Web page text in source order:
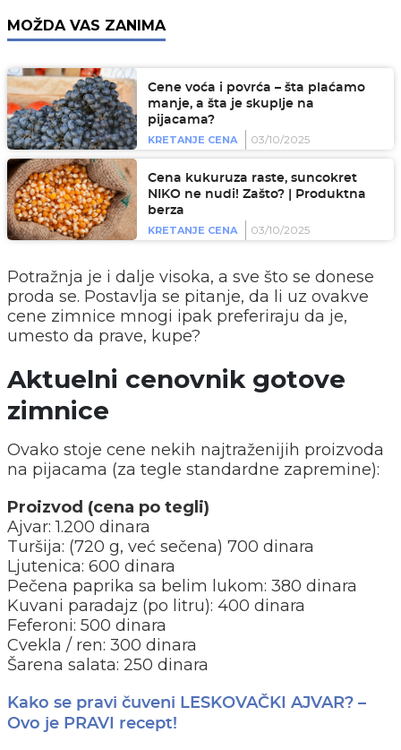
MOŽDA VAS ZANIMA
Cene voća i povrća – šta plaćamo
manje, a šta je skuplje na
pijacama?
KRETANJE CENA
03/10/2025
Cena kukuruza raste, suncokret
NIKO ne nudi! Zašto? | Produktna
berza
KRETANJE CENA
03/10/2025
Potražnja je i dalje visoka, a sve što se donese
proda se. Postavlja se pitanje, da li uz ovakve
cene zimnice mnogi ipak preferiraju da je,
umesto da prave, kupe?
Aktuelni cenovnik gotove
zimnice
Ovako stoje cene nekih najtraženijih proizvoda
na pijacama (za tegle standardne zapremine):
Proizvod (cena po tegli)
Ajvar: 1.200 dinara
Turšija: (720 g, već sečena) 700 dinara
Ljutenica: 600 dinara
Pečena paprika sa belim lukom: 380 dinara
Kuvani paradajz (po litru): 400 dinara
Feferoni: 500 dinara
Cvekla / ren: 300 dinara
Šarena salata: 250 dinara
Kako se pravi čuveni LESKOVAČKI AJVAR? –
Ovo je PRAVI recept!